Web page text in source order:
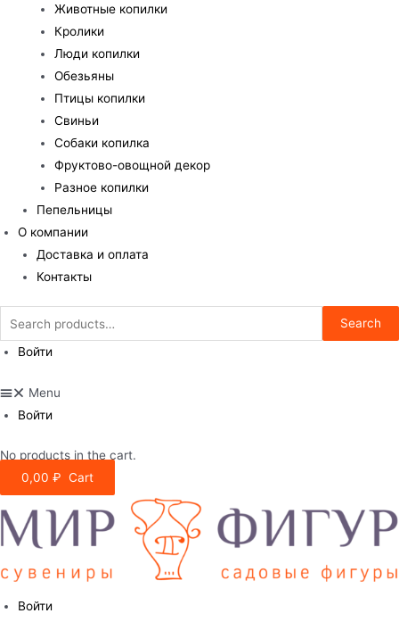
Животные копилки
Кролики
Люди копилки
Обезьяны
Птицы копилки
Свиньи
Собаки копилка
Фруктово-овощной декор
Разное копилки
Пепельницы
О компании
Доставка и оплата
Контакты
Search
for:
Search
Войти
Menu
Войти
No products in the cart.
0,00 ₽ Cart
Войти